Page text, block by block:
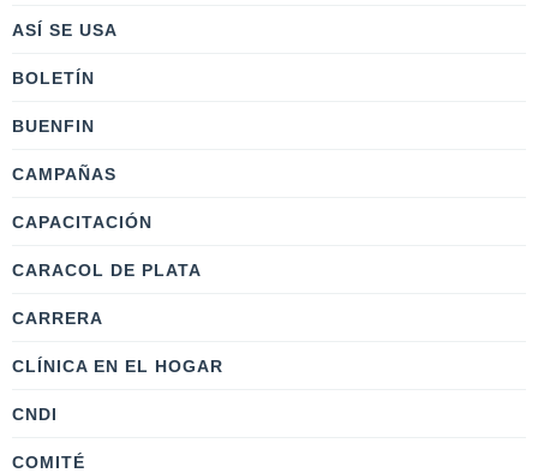
ASÍ SE USA
BOLETÍN
BUENFIN
CAMPAÑAS
CAPACITACIÓN
CARACOL DE PLATA
CARRERA
CLÍNICA EN EL HOGAR
CNDI
COMITÉ